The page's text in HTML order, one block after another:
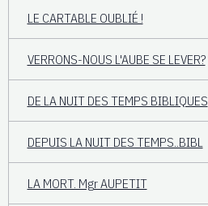
LE CARTABLE OUBLIÉ !
VERRONS-NOUS L'AUBE SE LEVER?
DE LA NUIT DES TEMPS BIBLIQUES
DEPUIS LA NUIT DES TEMPS..BIBL
LA MORT. Mgr AUPETIT